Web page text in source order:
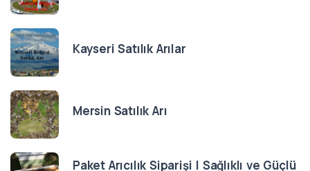
Kayseri Satılık Arılar
Mersin Satılık Arı
Paket Arıcılık Siparişi | Sağlıklı ve Güçlü